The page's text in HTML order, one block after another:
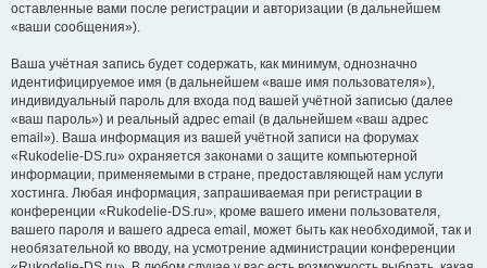
оставленные вами после регистрации и авторизации (в дальнейшем
«ваши сообщения»).
Ваша учётная запись будет содержать, как минимум, однозначно
идентифицируемое имя (в дальнейшем «ваше имя пользователя»),
индивидуальный пароль для входа под вашей учётной записью (далее
«ваш пароль») и реальный адрес email (в дальнейшем «ваш адрес
email»). Ваша информация из вашей учётной записи на форумах
«Rukodelie-DS.ru» охраняется законами о защите компьютерной
информации, применяемыми в стране, предоставляющей нам услуги
хостинга. Любая информация, запрашиваемая при регистрации в
конференции «Rukodelie-DS.ru», кроме вашего имени пользователя,
вашего пароля и вашего адреса email, может быть как необходимой, так и
необязательной ко вводу, на усмотрение администрации конференции